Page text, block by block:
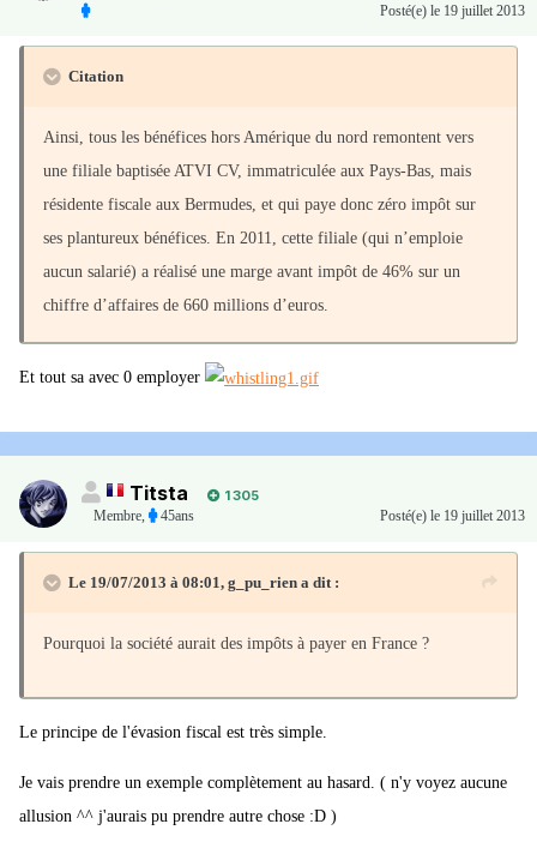
Posté(e) le 19 juillet 2013
Citation
Ainsi, tous les bénéfices hors Amérique du nord remontent vers
une filiale baptisée ATVI CV, immatriculée aux Pays-Bas, mais
résidente fiscale aux Bermudes, et qui paye donc zéro impôt sur
ses plantureux bénéfices. En 2011, cette filiale (qui n’emploie
aucun salarié) a réalisé une marge avant impôt de 46% sur un
chiffre d’affaires de 660 millions d’euros.
Et tout sa avec 0 employer
Titsta
1 305
Membre, 45ans Posté(e) le 19 juillet 2013
Le 19/07/2013 à 08:01, g_pu_rien a dit :
Pourquoi la société aurait des impôts à payer en France ?
Le principe de l'évasion fiscal est très simple.
Je vais prendre un exemple complètement au hasard. ( n'y voyez aucune
allusion ^^ j'aurais pu prendre autre chose :D )